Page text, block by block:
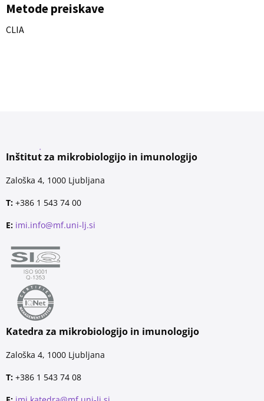
Metode preiskave
CLIA
Inštitut za mikrobiologijo in imunologijo
Zaloška 4, 1000 Ljubljana
T: +386 1 543 74 00
E: imi.info@mf.uni-lj.si
Katedra za mikrobiologijo in imunologijo
Zaloška 4, 1000 Ljubljana
T: +386 1 543 74 08